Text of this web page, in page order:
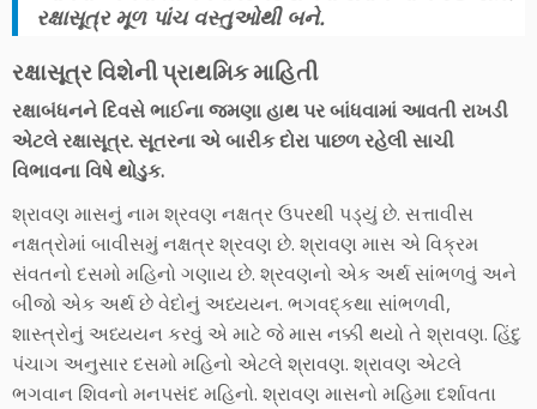
રક્ષાસૂત્ર મૂળ પાંચ વસ્તુઓથી બને.
રક્ષાસૂત્ર વિશેની પ્રાથમિક માહિતી
રક્ષાબંધનને દિવસે ભાઈના જમણા હાથ પર બાંધવામાં આવતી રાખડી
એટલે રક્ષાસૂત્ર. સૂતરના એ બારીક દોરા પાછળ રહેલી સાચી
વિભાવના વિષે થોડુક.
શ્રાવણ માસનું નામ શ્રવણ નક્ષત્ર ઉપરથી પડ્યું છે. સત્તાવીસ
નક્ષત્રોમાં બાવીસમું નક્ષત્ર શ્રવણ છે. શ્રાવણ માસ એ વિક્રમ
સંવતનો દસમો મહિનો ગણાય છે. શ્રવણનો એક અર્થ સાંભળવું અને
બીજો એક અર્થ છે વેદોનું અધ્યયન. ભગવદ્કથા સાંભળવી,
શાસ્ત્રોનું અધ્યયન કરવું એ માટે જે માસ નક્કી થયો તે શ્રાવણ. હિંદુ
પંચાગ અનુસાર દસમો મહિનો એટલે શ્રાવણ. શ્રાવણ એટલે
ભગવાન શિવનો મનપસંદ મહિનો. શ્રાવણ માસનો મહિમા દર્શાવતા